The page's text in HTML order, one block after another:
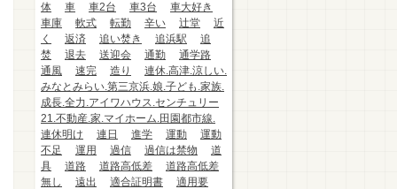
体
車 車2台 車3台
車大好き
車庫
軟式 転勤 辛い 辻堂
近
く
返済 追い焚き 追浜駅
追
焚
退去 送迎会 通勤
通学路
通風
速完 造り
連休.高津.涼しい.
みなとみらい.第三京浜.娘.子ども.家族.
成長.全力.アイワハウス.センチュリー
21.不動産.家.マイホーム.田園都市線.
連休明け
連日 進学 運動
運動
不足
運用 過信 過信は禁物
道
具
道路 道路高低差
道路高低差
無し
遠出 適合証明書
適用要